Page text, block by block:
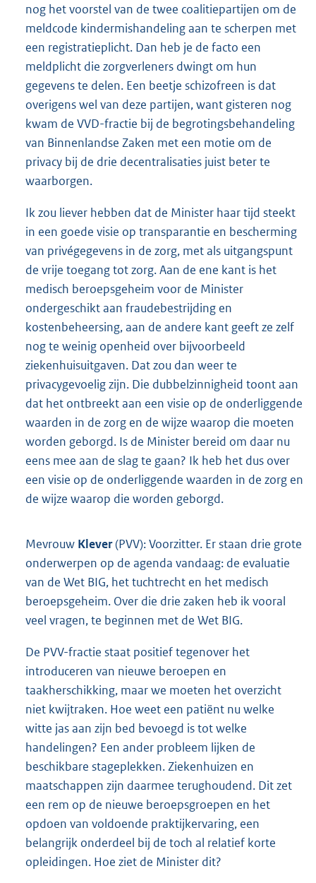
nog het voorstel van de twee coalitiepartijen om de
meldcode kindermishandeling aan te scherpen met
een registratieplicht. Dan heb je de facto een
meldplicht die zorgverleners dwingt om hun
gegevens te delen. Een beetje schizofreen is dat
overigens wel van deze partijen, want gisteren nog
kwam de VVD-fractie bij de begrotingsbehandeling
van Binnenlandse Zaken met een motie om de
privacy bij de drie decentralisaties juist beter te
waarborgen.
Ik zou liever hebben dat de Minister haar tijd steekt
in een goede visie op transparantie en bescherming
van privégegevens in de zorg, met als uitgangspunt
de vrije toegang tot zorg. Aan de ene kant is het
medisch beroepsgeheim voor de Minister
ondergeschikt aan fraudebestrijding en
kostenbeheersing, aan de andere kant geeft ze zelf
nog te weinig openheid over bijvoorbeeld
ziekenhuisuitgaven. Dat zou dan weer te
privacygevoelig zijn. Die dubbelzinnigheid toont aan
dat het ontbreekt aan een visie op de onderliggende
waarden in de zorg en de wijze waarop die moeten
worden geborgd. Is de Minister bereid om daar nu
eens mee aan de slag te gaan? Ik heb het dus over
een visie op de onderliggende waarden in de zorg en
de wijze waarop die worden geborgd.
Mevrouw Klever(PVV): Voorzitter. Er staan drie grote
onderwerpen op de agenda vandaag: de evaluatie
van de Wet BIG, het tuchtrecht en het medisch
beroepsgeheim. Over die drie zaken heb ik vooral
veel vragen, te beginnen met de Wet BIG.
De PVV-fractie staat positief tegenover het
introduceren van nieuwe beroepen en
taakherschikking, maar we moeten het overzicht
niet kwijtraken. Hoe weet een patiënt nu welke
witte jas aan zijn bed bevoegd is tot welke
handelingen? Een ander probleem lijken de
beschikbare stageplekken. Ziekenhuizen en
maatschappen zijn daarmee terughoudend. Dit zet
een rem op de nieuwe beroepsgroepen en het
opdoen van voldoende praktijkervaring, een
belangrijk onderdeel bij de toch al relatief korte
opleidingen. Hoe ziet de Minister dit?